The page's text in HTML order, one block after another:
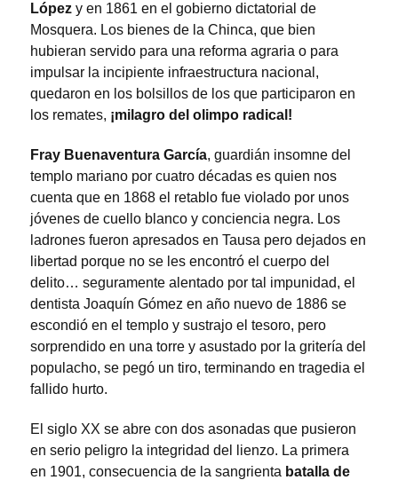
López y en 1861 en el gobierno dictatorial de
Mosquera. Los bienes de la Chinca, que bien
hubieran servido para una reforma agraria o para
impulsar la incipiente infraestructura nacional,
quedaron en los bolsillos de los que participaron en
los remates, ¡milagro del olimpo radical!
Fray Buenaventura García, guardián insomne del
templo mariano por cuatro décadas es quien nos
cuenta que en 1868 el retablo fue violado por unos
jóvenes de cuello blanco y conciencia negra. Los
ladrones fueron apresados en Tausa pero dejados en
libertad porque no se les encontró el cuerpo del
delito… seguramente alentado por tal impunidad, el
dentista Joaquín Gómez en año nuevo de 1886 se
escondió en el templo y sustrajo el tesoro, pero
sorprendido en una torre y asustado por la gritería del
populacho, se pegó un tiro, terminando en tragedia el
fallido hurto.
El siglo XX se abre con dos asonadas que pusieron
en serio peligro la integridad del lienzo. La primera
en 1901, consecuencia de la sangrienta batalla de